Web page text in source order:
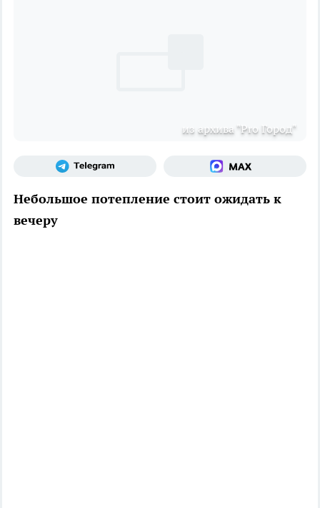
из архива "Pro Город"
Небольшое потепление стоит ожидать к
вечеру